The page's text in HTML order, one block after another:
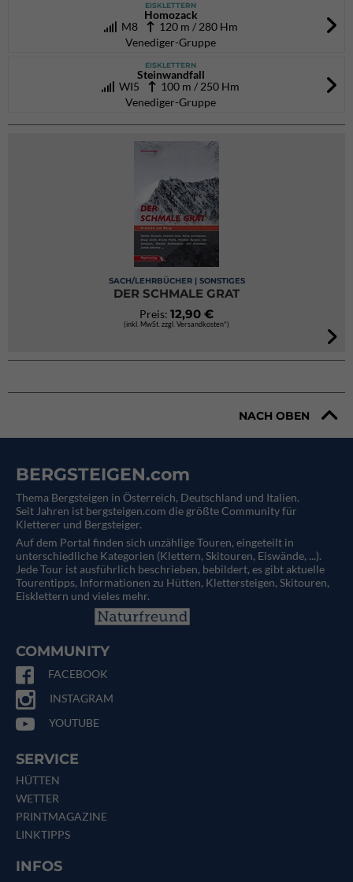
EISKLETTERN
Homozack
M8 120 m / 280 Hm
Venediger-Gruppe
EISKLETTERN
Steinwandfall
WI5
100 m / 250 Hm
Venediger-Gruppe
SACH/LEHRBÜCHER | SONSTIGES
DER SCHMALE GRAT
Preis: 12,90 €
(inkl. MwSt. zzgl. Versandkosten*)
NACH OBEN
BERGSTEIGEN.com
Thema Bergsteigen in Österreich, Deutschland und Italien.
Seit Jahren ist bergsteigen.com die größte Community für
Kletterer und Bergsteiger.
Auf dem Portal finden sich unzählige Touren, eingeteilt in
unterschiedliche Kategorien (Klettern, Skitouren, Eiswände, ...).
Jede Tour ist ausführlich beschrieben, bebildert, es gibt aktuelle
Tourentipps, Informationen zu Hütten, Klettersteigen, Skitouren,
Eisklettern und vieles mehr.
COMMUNITY
FACEBOOK
INSTAGRAM
YOUTUBE
SERVICE
HÜTTEN
WETTER
PRINTMAGAZINE
LINKTIPPS
INFOS